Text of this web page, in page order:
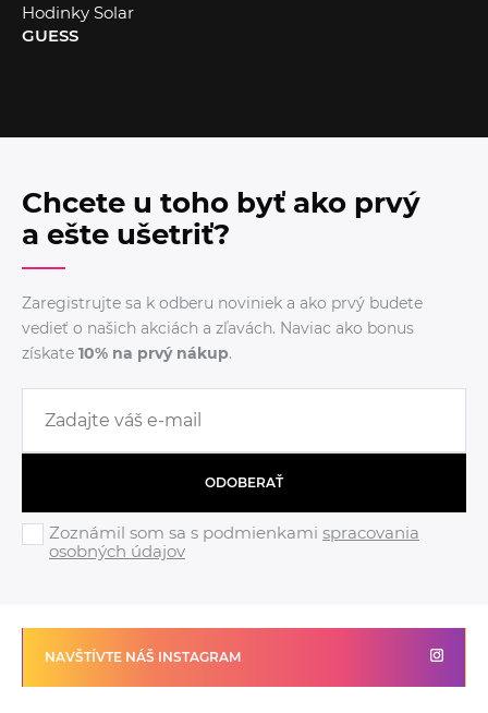
Hodinky Solar
GUESS
Chcete u toho byť ako prvý
a ešte ušetriť?
Zaregistrujte sa k odberu noviniek a ako prvý budete
vedieť o našich akciách a zľavách. Naviac ako bonus
získate 10% na prvý nákup.
ODOBERAŤ
Zoznámil som sa s podmienkami spracovania
osobných údajov
NAVŠTÍVTE NÁŠ INSTAGRAM